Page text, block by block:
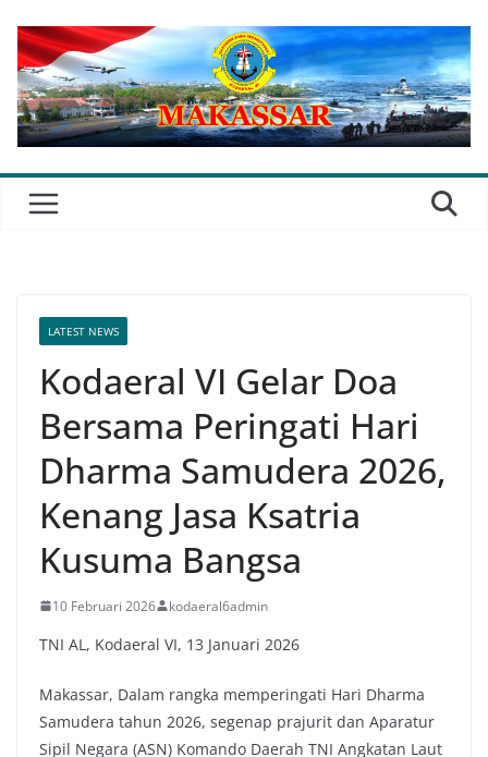
content
LATEST NEWS
Kodaeral VI Gelar Doa
Bersama Peringati Hari
Dharma Samudera 2026,
Kenang Jasa Ksatria
Kusuma Bangsa
10 Februari 2026 kodaeral6admin
TNI AL, Kodaeral VI, 13 Januari 2026
Makassar, Dalam rangka memperingati Hari Dharma
Samudera tahun 2026, segenap prajurit dan Aparatur
Sipil Negara (ASN) Komando Daerah TNI Angkatan Laut